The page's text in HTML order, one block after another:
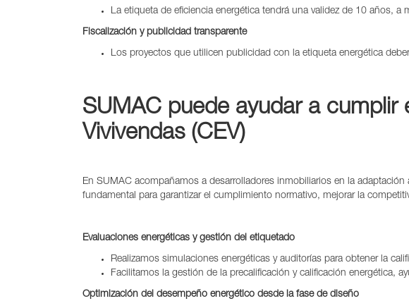
La etiqueta de eficiencia energética tendrá una validez de 10 años,
Fiscalización y publicidad transparente
Los proyectos que utilicen publicidad con la etiqueta energética
SUMAC puede ayudar a cumplir
Vivivendas (CEV)
En SUMAC acompañamos a desarrolladores inmobiliarios en la
fundamental para garantizar el cumplimiento normativo, mejorar la
Evaluaciones energéticas y gestión del etiquetado
Realizamos simulaciones energéticas y auditorías para obtener la
Facilitamos la gestión de la precalificación y calificación energética,
Optimización del desempeño energético desde la fase de diseño